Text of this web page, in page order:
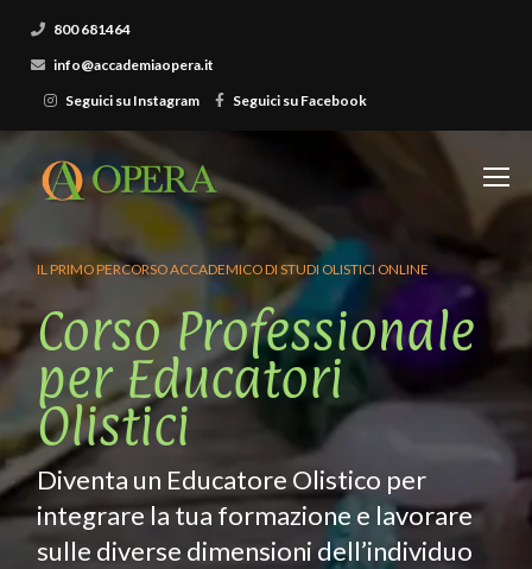
800 681464
info@accademiaopera.it
Seguici su Instagram
Seguici su Facebook
IL PRIMO PERCORSO ACCADEMICO DI STUDI OLISTICI ONLINE
Corso Professionale
per Educatori
Olistici
Diventa un Educatore Olistico per
integrare la tua formazione e lavorare
sulle diverse dimensioni dell’individuo